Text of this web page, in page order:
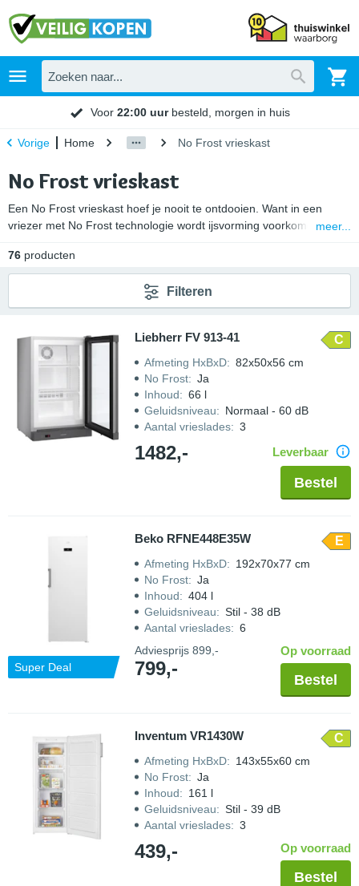
Voor 22:00 uurbesteld, morgen in huis
Vorige Home No Frost vrieskast
No Frost vrieskast
Een No Frost vrieskast hoef je nooit te ontdooien. Want in een
vriezer met No Frost technologie wordt ijsvorming voorkomen. Dit
onttrokken. Hierdoor vind er geen condensvorming in de vrieskast
plaats en ontstaat er geen ijslaag. Ook heb je in een vrieskast met
NoFrost geen last van rijpvorming. Zo blijven je ingevroren
etenswaren nog langer houdbaar.
meer...
76 producten
Filteren
Liebherr FV 913-41 C
Afmeting HxBxD: 82x50x56 cm
No Frost: Ja
Inhoud: 66 l
Geluidsniveau: Normaal - 60 dB
Aantal vrieslades: 3
1482,- Leverbaar
Bestel
Super Deal
Beko RFNE448E35W E
Afmeting HxBxD: 192x70x77 cm
No Frost: Ja
Inhoud: 404 l
Geluidsniveau: Stil - 38 dB
Aantal vrieslades: 6
Adviesprijs 899,-
799,-
Op voorraad
Bestel
Inventum VR1430W C
Afmeting HxBxD: 143x55x60 cm
No Frost: Ja
Inhoud: 161 l
Geluidsniveau: Stil - 39 dB
Aantal vrieslades: 3
439,- Op voorraad
Bestel